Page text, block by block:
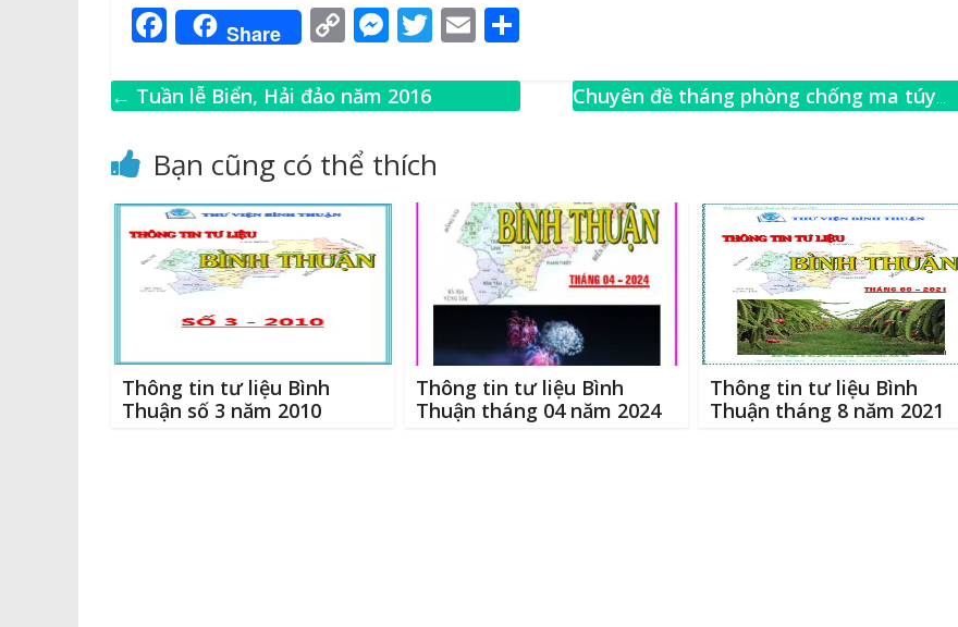
F
a
c
b
o
o
k
Share C
p
Li
n
k
M
ss
n
g
T
it
r
E
ai ar
← Tuần lễ Biển, Hải đảo năm 2016
Chuyên đề tháng phòng chống ma túy
Bạn cũng có thể thích
Thông tin tư liệu Bình
Thuận số 3 năm 2010
Thông tin tư liệu Bình
Thuận tháng 04 năm 2024
Thông tin tư liệu Bình
Thuận tháng 8 năm 2021